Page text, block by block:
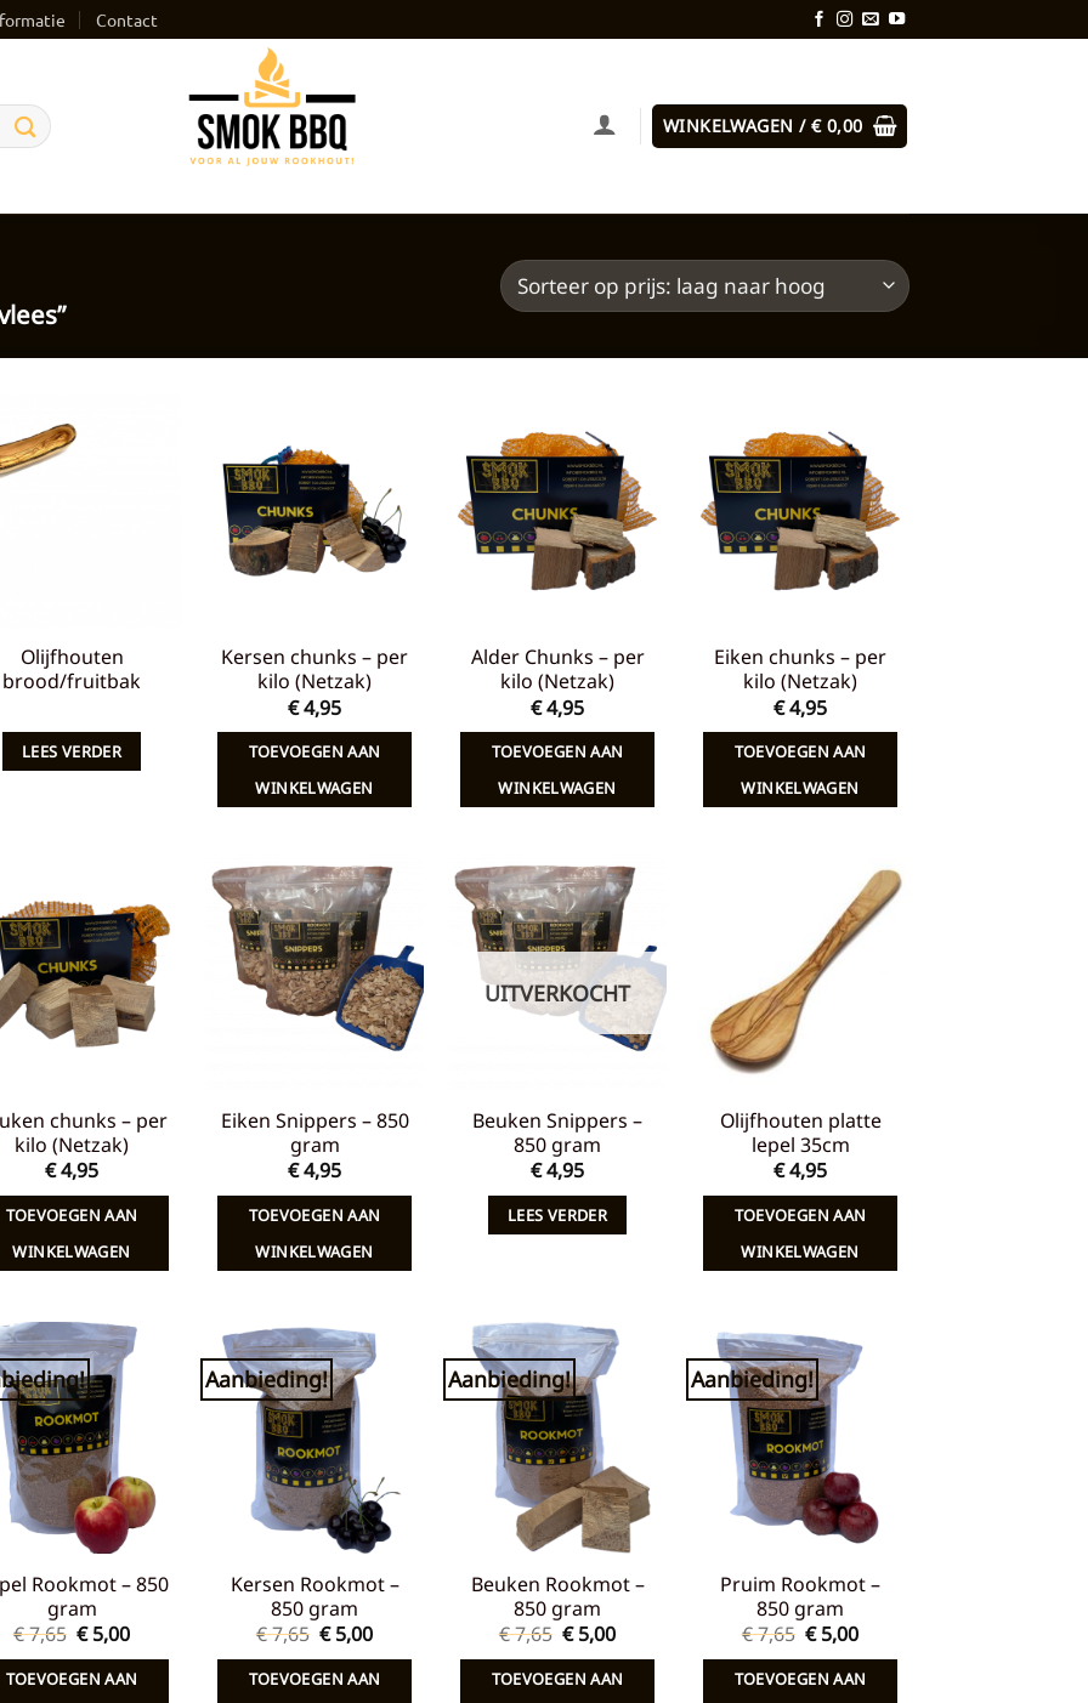
Contact
WINKELWAGEN / €0,00
Olijfhouten
brood/fruitbak
LEES VERDER
Toevoegen
aan
verlanglijst
Kersen chunks – per
kilo (Netzak)
€4,95
TOEVOEGEN AAN
WINKELWAGEN
Toevoegen
aan
verlanglijst
Alder Chunks – per
kilo (Netzak)
€4,95
TOEVOEGEN AAN
WINKELWAGEN
Toevoegen
aan
verlanglijst
Eiken chunks – per
kilo (Netzak)
€4,95
TOEVOEGEN AAN
WINKELWAGEN
Toevoegen
aan
verlanglijst
chunks – per
kilo (Netzak)
€4,95
TOEVOEGEN AAN
WINKELWAGEN
Toevoegen
aan
verlanglijst
Eiken Snippers – 850
gram
€4,95
TOEVOEGEN AAN
WINKELWAGEN
Toevoegen
aan
verlanglijst
UITVERKOCHT
Beuken Snippers –
850 gram
€4,95
LEES VERDER
Toevoegen
aan
verlanglijst
Olijfhouten platte
lepel 35cm
€4,95
TOEVOEGEN AAN
WINKELWAGEN
Toevoegen
aan
verlanglijst
Rookmot – 850
gram
€7,65 Oorspronkelijke
prijs
was:
€ 7,65.
€5,00Huidige
is:
€ 5,00.
TOEVOEGEN AAN
Aanbieding!
Toevoegen
aan
verlanglijst
Kersen Rookmot –
850 gram
€7,65 Oorspronkelijke
prijs
was:
€ 7,65.
€5,00Huidige
is:
€ 5,00.
TOEVOEGEN AAN
Aanbieding!
Toevoegen
aan
verlanglijst
Beuken Rookmot –
850 gram
€7,65 Oorspronkelijke
prijs
was:
€ 7,65.
€5,00Huidige
is:
€ 5,00.
TOEVOEGEN AAN
Aanbieding!
Toevoegen
verlanglijst
Pruim Rookmot –
850 gram
€7,65 Oorspronkelijke
prijs
was:
€ 7,65.
€5,00Huidige
is:
€ 5,00.
TOEVOEGEN AAN